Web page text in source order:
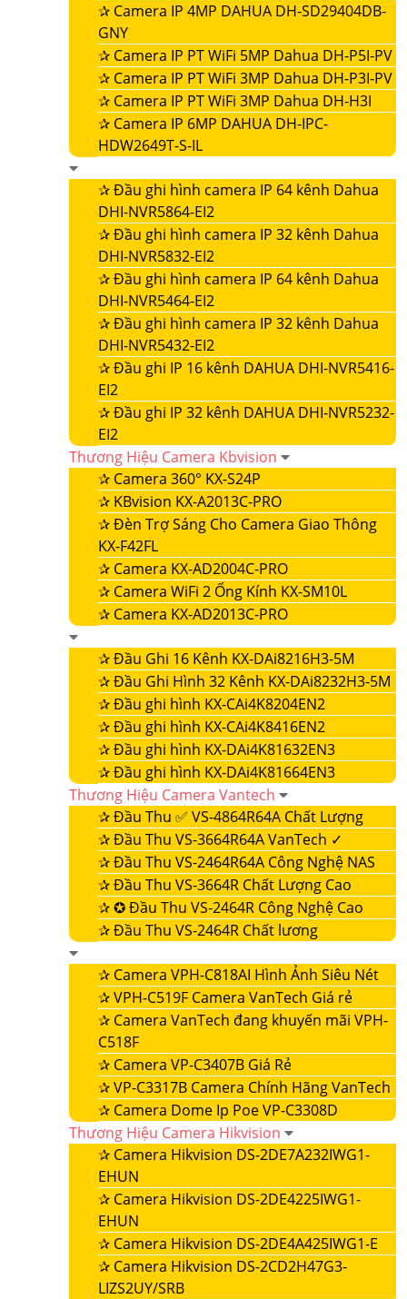
✰ Camera IP 4MP DAHUA DH-SD29404DB-
GNY
✰ Camera IP PT WiFi 5MP Dahua DH-P5I-PV
✰ Camera IP PT WiFi 3MP Dahua DH-P3I-PV
✰ Camera IP PT WiFi 3MP Dahua DH-H3I
✰ Camera IP 6MP DAHUA DH-IPC-
HDW2649T-S-IL
✰Đầu ghi hình camera IP 64 kênh Dahua
DHI-NVR5864-EI2
✰Đầu ghi hình camera IP 32 kênh Dahua
DHI-NVR5832-EI2
✰Đầu ghi hình camera IP 64 kênh Dahua
DHI-NVR5464-EI2
✰Đầu ghi hình camera IP 32 kênh Dahua
DHI-NVR5432-EI2
✰Đầu ghi IP 16 kênh DAHUA DHI-NVR5416-
EI2
✰Đầu ghi IP 32 kênh DAHUA DHI-NVR5232-
EI2
Thương Hiệu Camera Kbvision
✰ Camera 360° KX-S24P
✰ KBvision KX-A2013C-PRO
✰Đèn Trợ Sáng Cho Camera Giao Thông
KX-F42FL
✰ Camera KX-AD2004C-PRO
✰ Camera WiFi 2 Ống Kính KX-SM10L
✰ Camera KX-AD2013C-PRO
✰Đầu Ghi 16 Kênh KX-DAi8216H3-5M
✰Đầu Ghi Hình 32 Kênh KX-DAi8232H3-5M
✰Đầu ghi hình KX-CAi4K8204EN2
✰Đầu ghi hình KX-CAi4K8416EN2
✰Đầu ghi hình KX-DAi4K81632EN3
✰Đầu ghi hình KX-DAi4K81664EN3
Thương Hiệu Camera Vantech
✰Đầu Thu ✅ VS-4864R64A Chất Lượng
✰Đầu Thu VS-3664R64A VanTech ✓
✰Đầu Thu VS-2464R64A Công Nghệ NAS
✰Đầu Thu VS-3664R Chất Lượng Cao
✰✪ Đầu Thu VS-2464R Công Nghệ Cao
✰Đầu Thu VS-2464R Chất lương
✰ Camera VPH-C818AI Hình Ảnh Siêu Nét
✰VPH-C519F Camera VanTech Giá rẻ
✰ Camera VanTech đang khuyến mãi VPH-
C518F
✰ Camera VP-C3407B Giá Rẻ
✰VP-C3317B Camera Chính Hãng VanTech
✰ Camera Dome Ip Poe VP-C3308D
Thương Hiệu Camera Hikvision
✰ Camera Hikvision DS-2DE7A232IWG1-
EHUN
✰ Camera Hikvision DS-2DE4225IWG1-
EHUN
✰ Camera Hikvision DS-2DE4A425IWG1-E
✰ Camera Hikvision DS-2CD2H47G3-
LIZS2UY/SRB